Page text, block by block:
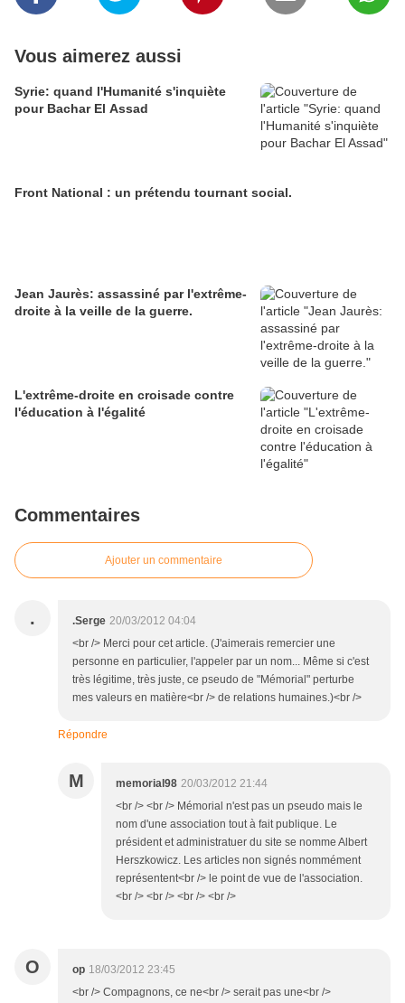
Vous aimerez aussi
Syrie: quand l'Humanité s'inquiète
pour Bachar El Assad
Front National : un prétendu tournant social.
Jean Jaurès: assassiné par l'extrême-
droite à la veille de la guerre.
L'extrême-droite en croisade contre
l'éducation à l'égalité
Commentaires
Ajouter un commentaire
. .Serge 20/03/2012 04:04
<br /> Merci pour cet article. (J'aimerais remercier une
personne en particulier, l'appeler par un nom... Même si c'est
très légitime, très juste, ce pseudo de "Mémorial" perturbe
mes valeurs en matière<br /> de relations humaines.)<br />
Répondre
M memorial98 20/03/2012 21:44
<br /> <br /> Mémorial n'est pas un pseudo mais le
nom d'une association tout à fait publique. Le
président et administratuer du site se nomme Albert
Herszkowicz. Les articles non signés nommément
représentent<br /> le point de vue de l'association.
<br /> <br /> <br /> <br />
O op 18/03/2012 23:45
<br /> Compagnons, ce ne<br /> serait pas une<br />